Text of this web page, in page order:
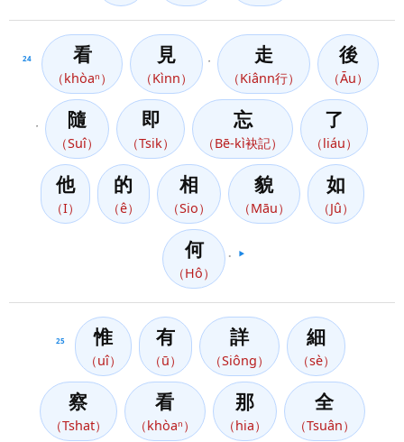
24 看
（khòaⁿ）
見
（Kìnn）
走
（Kiânn行）
後
（Āu）
隨
（Suî）
即
（Tsik）
忘
（Bē-kì袂記）
了
（liáu）
他
（I）
的
（ê）
相
（Sio）
貌
（Māu）
如
（Jû）
何
（Hô）
▶️
25 惟
（uî）
有
（ū）
詳
（Siông）
細
（sè）
察
（Tshat）
看
（khòaⁿ）
那
（hia）
全
（Tsuân）